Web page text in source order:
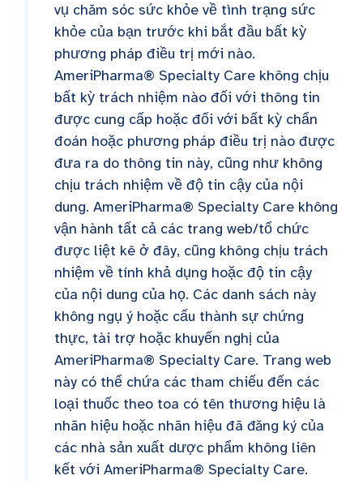
vụ chăm sóc sức khỏe về tình trạng sức
khỏe của bạn trước khi bắt đầu bất kỳ
phương pháp điều trị mới nào.
AmeriPharma® Specialty Care không chịu
bất kỳ trách nhiệm nào đối với thông tin
được cung cấp hoặc đối với bất kỳ chẩn
đoán hoặc phương pháp điều trị nào được
đưa ra do thông tin này, cũng như không
chịu trách nhiệm về độ tin cậy của nội
dung. AmeriPharma® Specialty Care không
vận hành tất cả các trang web/tổ chức
được liệt kê ở đây, cũng không chịu trách
nhiệm về tính khả dụng hoặc độ tin cậy
của nội dung của họ. Các danh sách này
không ngụ ý hoặc cấu thành sự chứng
thực, tài trợ hoặc khuyến nghị của
AmeriPharma® Specialty Care. Trang web
này có thể chứa các tham chiếu đến các
loại thuốc theo toa có tên thương hiệu là
nhãn hiệu hoặc nhãn hiệu đã đăng ký của
các nhà sản xuất dược phẩm không liên
kết với AmeriPharma® Specialty Care.